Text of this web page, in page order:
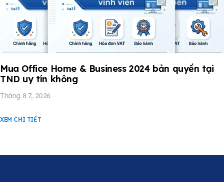
Mua Office Home & Business 2024 bản quyền tại
TND uy tín không
Tháng 8 7, 2026
XEM CHI TIẾT